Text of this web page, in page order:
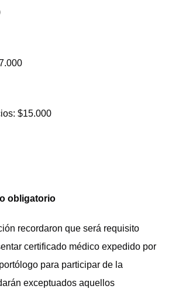
$15.000
obligatorio
recordaron que será requisito
certificado médico expedido por
para participar de la
exceptuados aquellos